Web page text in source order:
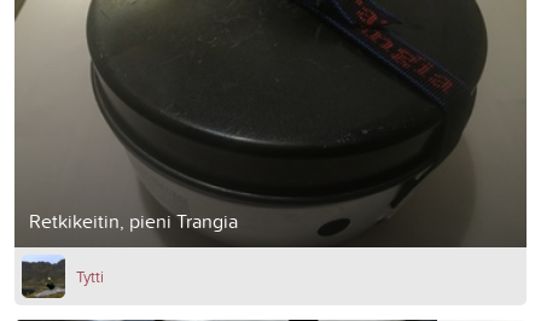
Retkikeitin, pieni Trangia
Tytti